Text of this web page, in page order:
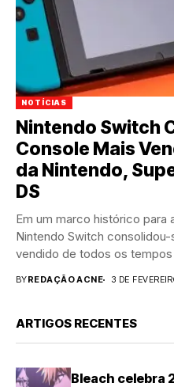
NOTÍCIAS
Nintendo Switch
Console Mais
da Nintendo,
DS
Em um marco histórico para
Nintendo Switch
vendido de todos os tempos
BYREDAÇÃO ACNE 3 DE
ARTIGOS RECENTES
Bleach celebra